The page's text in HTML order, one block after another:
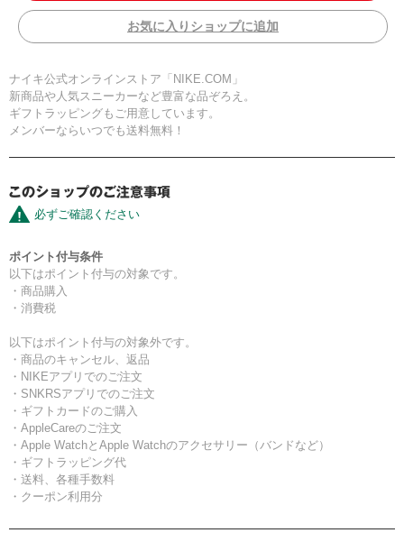
お気に入りショップに追加
ナイキ公式オンラインストア「NIKE.COM」
新商品や人気スニーカーなど豊富な品ぞろえ。
ギフトラッピングもご用意しています。
メンバーならいつでも送料無料！
必ずご確認ください
ポイント付与条件
以下はポイント付与の対象です。
・商品購入
・消費税
以下はポイント付与の対象外です。
・商品のキャンセル、返品
・NIKEアプリでのご注文
・SNKRSアプリでのご注文
・ギフトカードのご購入
・AppleCareのご注文
・Apple WatchとApple Watchのアクセサリー（バンドなど）
・ギフトラッピング代
・送料、各種手数料
・クーポン利用分